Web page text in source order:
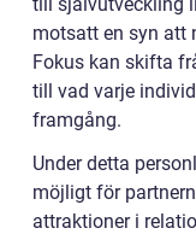
motsatt en syn att
Fokus kan skifta
till vad varje
framgång.
Under detta
möjligt för
attraktioner i